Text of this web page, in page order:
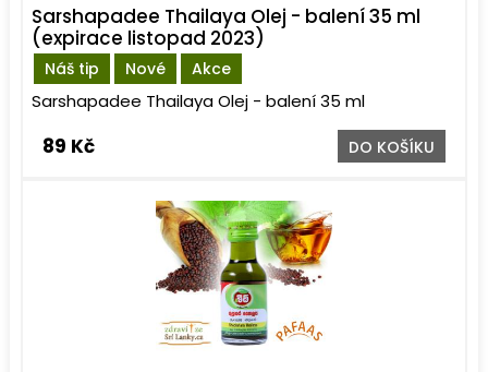
Náš tip Nové Akce
Sarshapadee Thailaya Olej - balení 35 ml
(expirace listopad 2023)
Sarshapadee Thailaya Olej - balení 35 ml
89 Kč DO KOŠÍKU